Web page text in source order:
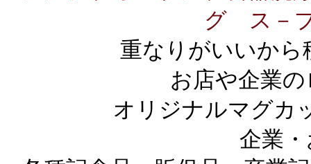
グ ス－
重なりがいいから
お店や企業
オリジナルマグカ
企業